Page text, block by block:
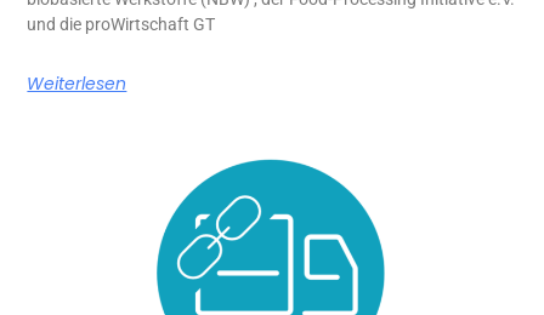
und die proWirtschaft GT
Weiterlesen